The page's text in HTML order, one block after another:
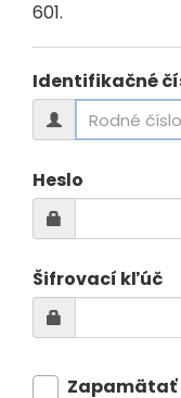
601.
Identifikačné
Heslo
Šifrovací kľúč
Zapamätať